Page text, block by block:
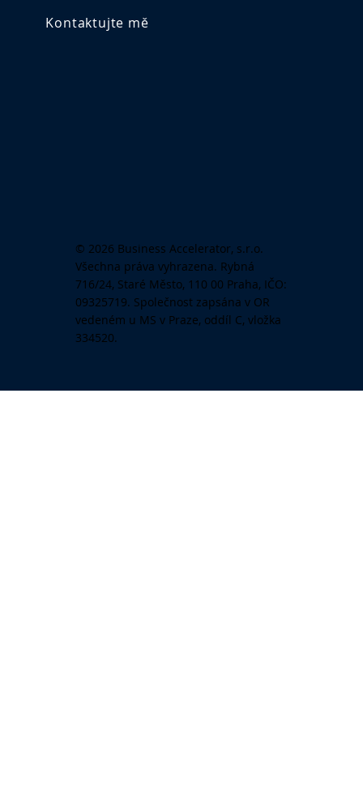
© 2026 Business Accelerator, s.r.o.
Všechna práva vyhrazena. Rybná
716/24, Staré Město, 110 00 Praha, IČO:
09325719. Společnost zapsána v OR
vedeném u MS v Praze, oddíl C, vložka
334520.
Kontaktujte mě